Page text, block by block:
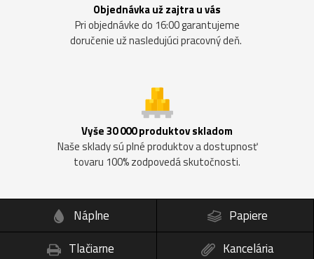
Objednávka už zajtra u vás
Pri objednávke do 16:00 garantujeme
doručenie už nasledujúci pracovný deň.
Vyše 30 000 produktov skladom
Naše sklady sú plné produktov a dostupnosť
tovaru 100% zodpovedá skutočnosti.
Náplne
Papiere
Tlačiarne
Kancelária